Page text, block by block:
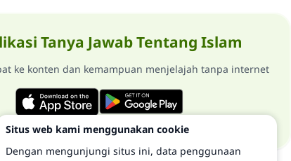
Tanya Jawab Tentang Islam
ke konten dan kemampuan menjelajah tanpa internet
Situs web kami menggunakan cookie
Dengan mengunjungi situs ini, data penggunaan